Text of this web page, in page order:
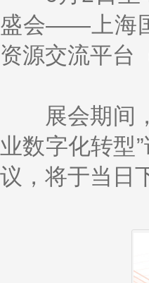
盛会——上海
资源交流平台
展会期间，
业数字化转型
议，将于当日